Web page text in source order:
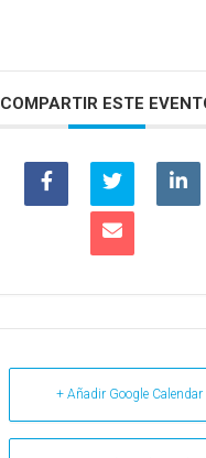
COMPARTIR ESTE
+ Añadir Google Calendar